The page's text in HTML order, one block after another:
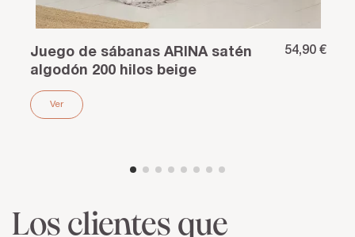
Juego de sábanas ARINA satén
algodón 200 hilos beige
54,90 €
Ver
Los clientes que